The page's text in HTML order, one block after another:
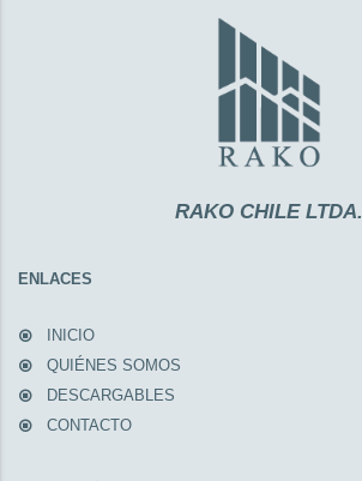
RAKO CHILE LTDA.
ENLACES
INICIO
QUIÉNES SOMOS
DESCARGABLES
CONTACTO